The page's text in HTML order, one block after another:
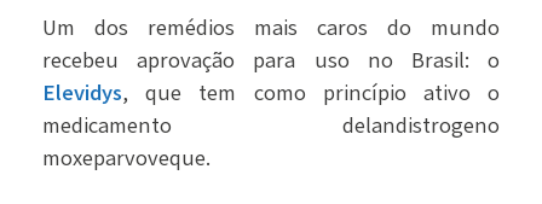
Um dos remédios mais caros do mundo
recebeu aprovação para uso no Brasil: o
Elevidys, que tem como princípio ativo o
medicamento delandistrogeno
moxeparvoveque.